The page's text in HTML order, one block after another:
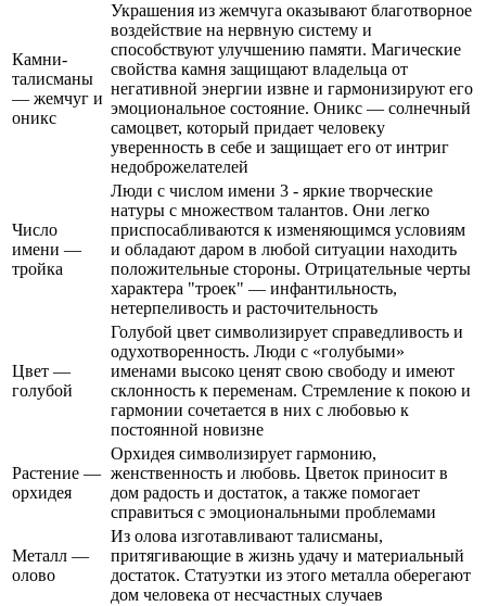
Камни-
талисманы
— жемчуг и
оникс
Украшения из жемчуга оказывают благотворное
воздействие на нервную систему и
способствуют улучшению памяти. Магические
свойства камня защищают владельца от
негативной энергии извне и гармонизируют его
эмоциональное состояние. Оникс — солнечный
самоцвет, который придает человеку
уверенность в себе и защищает его от интриг
недоброжелателей
Число
имени —
тройка
Люди с числом имени 3 - яркие творческие
натуры с множеством талантов. Они легко
приспосабливаются к изменяющимся условиям
и обладают даром в любой ситуации находить
положительные стороны. Отрицательные черты
характера "троек" — инфантильность,
нетерпеливость и расточительность
Цвет —
голубой
Голубой цвет символизирует справедливость и
одухотворенность. Люди с «голубыми»
именами высоко ценят свою свободу и имеют
склонность к переменам. Стремление к покою и
гармонии сочетается в них с любовью к
постоянной новизне
Растение —
орхидея
Орхидея символизирует гармонию,
женственность и любовь. Цветок приносит в
дом радость и достаток, а также помогает
справиться с эмоциональными проблемами
Металл —
олово
Из олова изготавливают талисманы,
притягивающие в жизнь удачу и материальный
достаток. Статуэтки из этого металла оберегают
дом человека от несчастных случаев